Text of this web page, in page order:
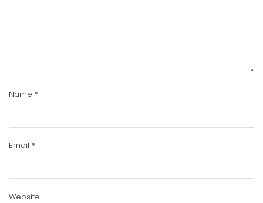
Name *
Email *
Website